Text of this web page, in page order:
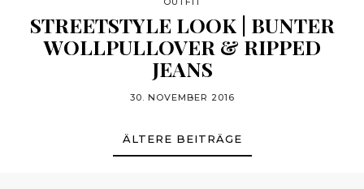
STREETSTYLE LOOK | BUNTER
WOLLPULLOVER & RIPPED
JEANS
30. NOVEMBER 2016
ÄLTERE BEITRÄGE